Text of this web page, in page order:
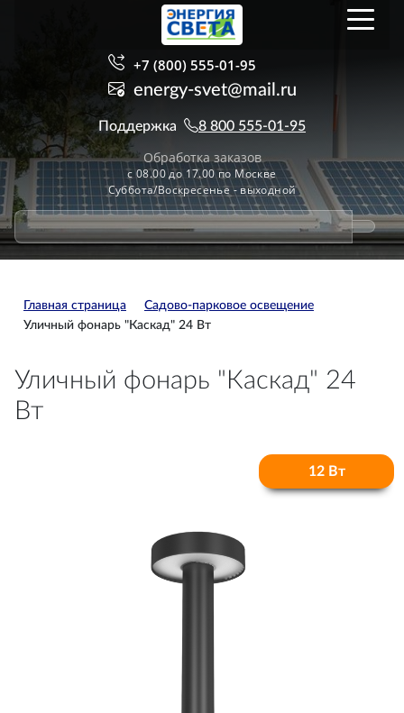
+7 (800) 555-01-95
energy-svet@mail.ru
Поддержка 8 800 555-01-95
Обработка заказов
с 08.00 до 17.00 по Москве
Суббота/Воскресенье - выходной
Главная страница
Садово-парковое освещение
Уличный фонарь "Каскад" 24 Вт
Уличный фонарь "Каскад" 24
Вт
12 Вт